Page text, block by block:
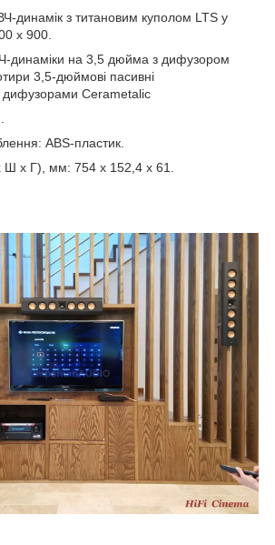
динамік з титановим куполом LTS у
x 900.
динаміки на 3,5 дюйма з дифузором
3,5-дюймові пасивні
дифузорами Cerametalic
ABS-пластик.
Ш х Г), мм: 754 х 152,4 х 61.